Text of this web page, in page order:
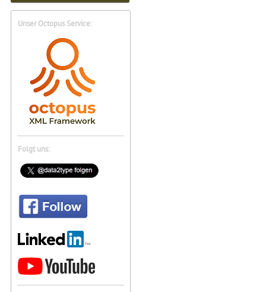
Unser Octopus Service:
Folgt uns: